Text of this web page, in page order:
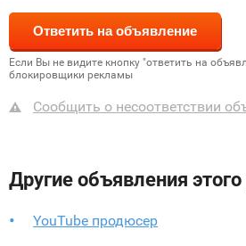
Если Вы не видите кнопку "ответить на
блокировщики рекламы
Сообщить о несоответствии
Другие объявления
YouTube продюсер